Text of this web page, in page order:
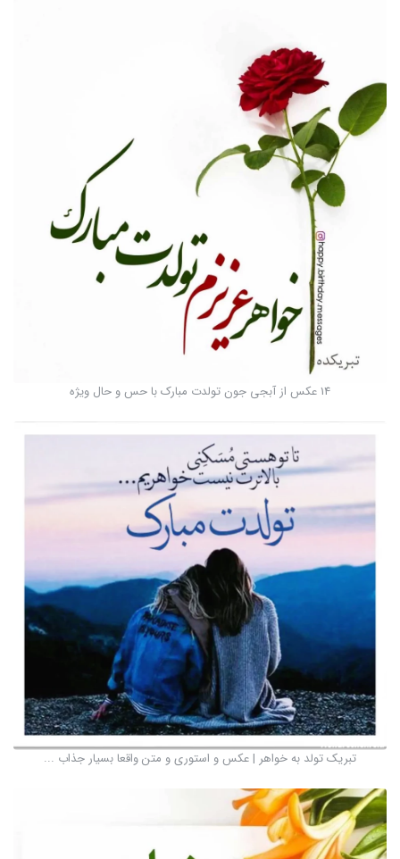
14 عکس از آبجی جون تولدت مبارک با حس و حال ویژه
تبریک تولد به خواهر | عکس و استوری و متن واقعا بسیار جذاب ...